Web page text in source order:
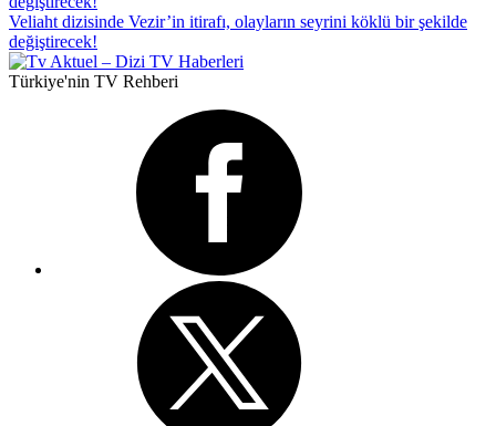
Veliaht dizisinde Vezir’in itirafı, olayların seyrini köklü bir şekilde
değiştirecek!
Türkiye'nin TV Rehberi